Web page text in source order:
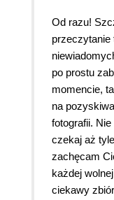
Od razu!
przeczytanie
po prostu
momencie,
na
fotografii. Nie
czekaj aż
zachęcam
każdej
ciekawy